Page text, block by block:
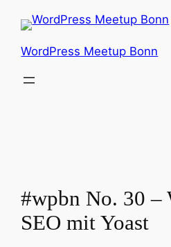
Inhalt
springen
WordPress Meetup Bonn
#wpbn No. 30 –
SEO mit Yoast